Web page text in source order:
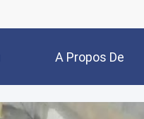
A Propos De